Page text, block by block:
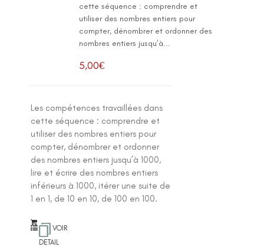
cette séquence : comprendre et
utiliser des nombres entiers pour
compter, dénombrer et ordonner des
nombres entiers jusqu’à...
5,00€
Les compétences travaillées dans
cette séquence : comprendre et
utiliser des nombres entiers pour
compter, dénombrer et ordonner
des nombres entiers jusqu’à 1000,
lire et écrire des nombres entiers
inférieurs à 1000, itérer une suite de
1 en 1, de 10 en 10, de 100 en 100.
VOIR
DETAIL